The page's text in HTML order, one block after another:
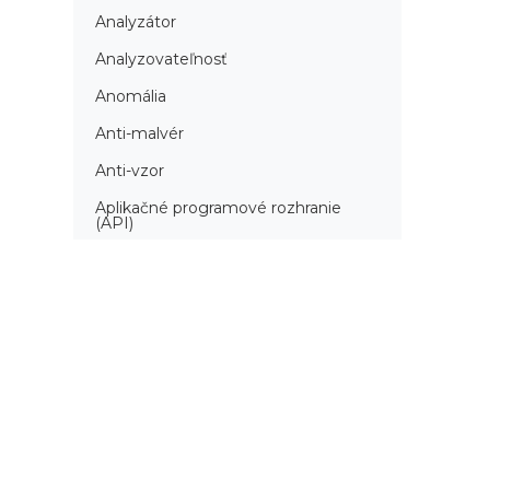
Analyzátor
Analyzovateľnosť
Anomália
Anti-malvér
Anti-vzor
Aplikačné programové rozhranie
(API)